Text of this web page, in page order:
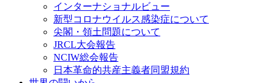
インターナショナルビュー
新型コロナウイルス感染症について
尖閣・領土問題について
JRCL大会報告
NCIW総会報告
日本革命的共産主義者同盟規約